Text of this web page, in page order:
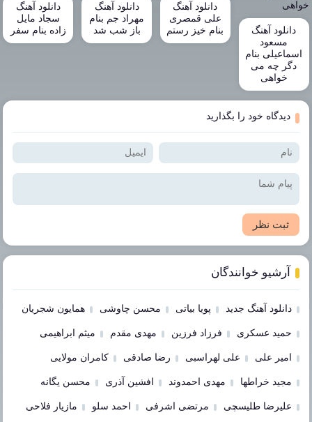
دانلود آهنگ
مسعود
اسماعیلی بنام
دگر چه می
خواهی
دانلود آهنگ
علی قمصری
بنام خیز رستم
دانلود آهنگ
مهراد جم بنام
باز شب شد
دانلود آهنگ
سجاد مایل
زاده بنام سفر
دیدگاه خود را بگذارید
ثبت نظر
آرشیو خوانندگان
دانلود آهنگ جدید پویا بیاتی محسن چاوشی همایون شجریان
حمید عسکری فرزاد فرزین مهدی مقدم میثم ابراهیمی
امیر علی علی لهراسبی رضا صادقی کامران مولایی
مجید خراطها مهدی احمدوند افشین آذری محسن یگانه
علیرضا طلیسچی مرتضی اشرفی احمد سلو مازیار فلاحی